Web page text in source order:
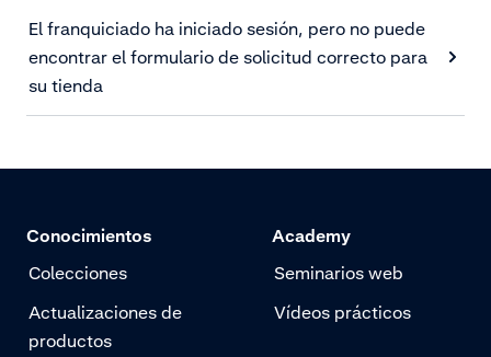
El franquiciado ha iniciado sesión, pero no puede
encontrar el formulario de solicitud correcto para
su tienda
Conocimientos
Colecciones
Actualizaciones de
productos
Academy
Seminarios web
Vídeos prácticos